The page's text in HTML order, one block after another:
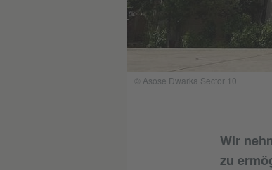
© Asose Dwarka Sector 10
Wir
zu